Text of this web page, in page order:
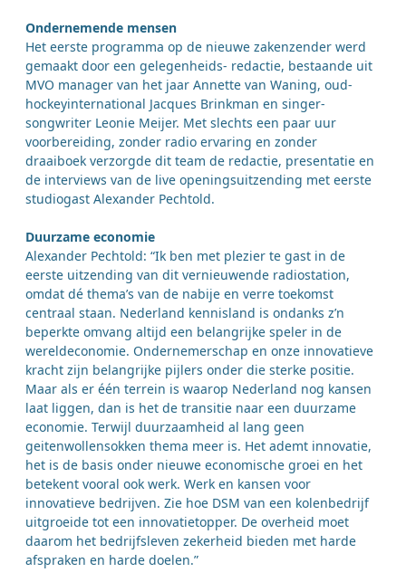
Ondernemende mensen
Het eerste programma op de nieuwe zakenzender werd
gemaakt door een gelegenheids- redactie, bestaande uit
MVO manager van het jaar Annette van Waning, oud-
hockeyinternational Jacques Brinkman en singer-
songwriter Leonie Meijer. Met slechts een paar uur
voorbereiding, zonder radio ervaring en zonder
draaiboek verzorgde dit team de redactie, presentatie en
de interviews van de live openingsuitzending met eerste
studiogast Alexander Pechtold.
Duurzame economie
Alexander Pechtold: “Ik ben met plezier te gast in de
eerste uitzending van dit vernieuwende radiostation,
omdat dé thema’s van de nabije en verre toekomst
centraal staan. Nederland kennisland is ondanks z’n
beperkte omvang altijd een belangrijke speler in de
wereldeconomie. Ondernemerschap en onze innovatieve
kracht zijn belangrijke pijlers onder die sterke positie.
Maar als er één terrein is waarop Nederland nog kansen
laat liggen, dan is het de transitie naar een duurzame
economie. Terwijl duurzaamheid al lang geen
geitenwollensokken thema meer is. Het ademt innovatie,
het is de basis onder nieuwe economische groei en het
betekent vooral ook werk. Werk en kansen voor
innovatieve bedrijven. Zie hoe DSM van een kolenbedrijf
uitgroeide tot een innovatietopper. De overheid moet
daarom het bedrijfsleven zekerheid bieden met harde
afspraken en harde doelen.”